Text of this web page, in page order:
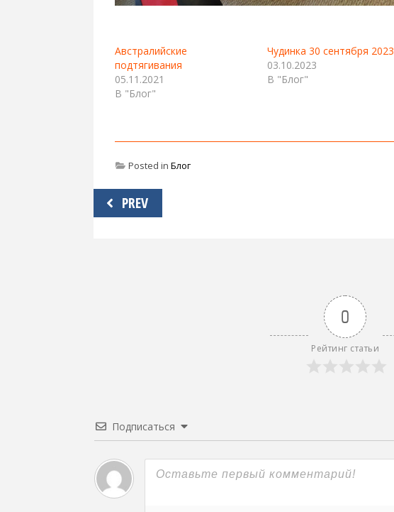
Австралийские
подтягивания
05.11.2021
В "Блог"
Чудинка 30 сентября 2023
03.10.2023
В "Блог"
Posted in Блог
Навигация
по
PREV
0
Рейтинг статьи
Подписаться